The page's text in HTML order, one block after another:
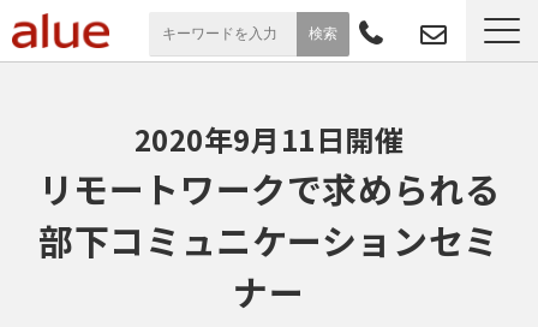
導入事例
お役立ち情報
セミナー
2020年9月11日開催
リモートワークで求められる
部下コミュニケーションセミ
ナー